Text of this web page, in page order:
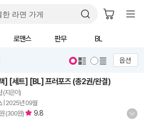
로맨스 판무 BL
옵션
] [세트] [BL] 프러포즈 (총2권/완결)
(지은이)
| 2025년 09월
원 (300원) 9.8